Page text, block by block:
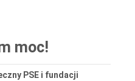
moc!
PSE i fundacji